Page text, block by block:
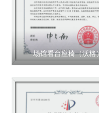
场馆看台座椅（沃格